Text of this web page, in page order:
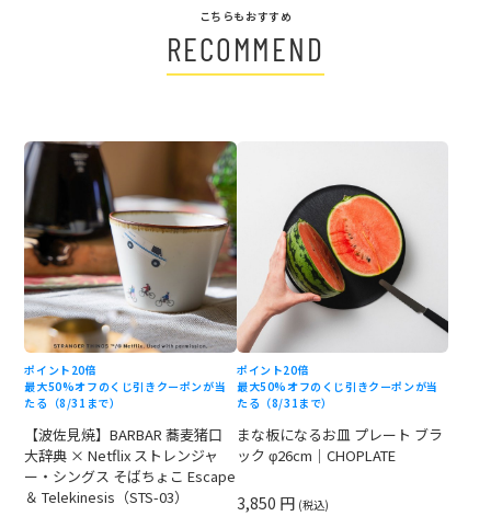
こちらもおすすめ
RECOMMEND
ポイント20倍
最大50%オフのくじ引きクーポンが当
たる（8/31まで）
【波佐見焼】BARBAR 蕎麦猪口
大辞典 × Netflix ストレンジャ
ー・シングス そばちょこ Escape
＆ Telekinesis（STS-03）
ポイント20倍
最大50%オフのくじ引きクーポンが当
たる（8/31まで）
まな板になるお皿 プレート ブラ
ック φ26cm｜CHOPLATE
3,850 円 (税込)